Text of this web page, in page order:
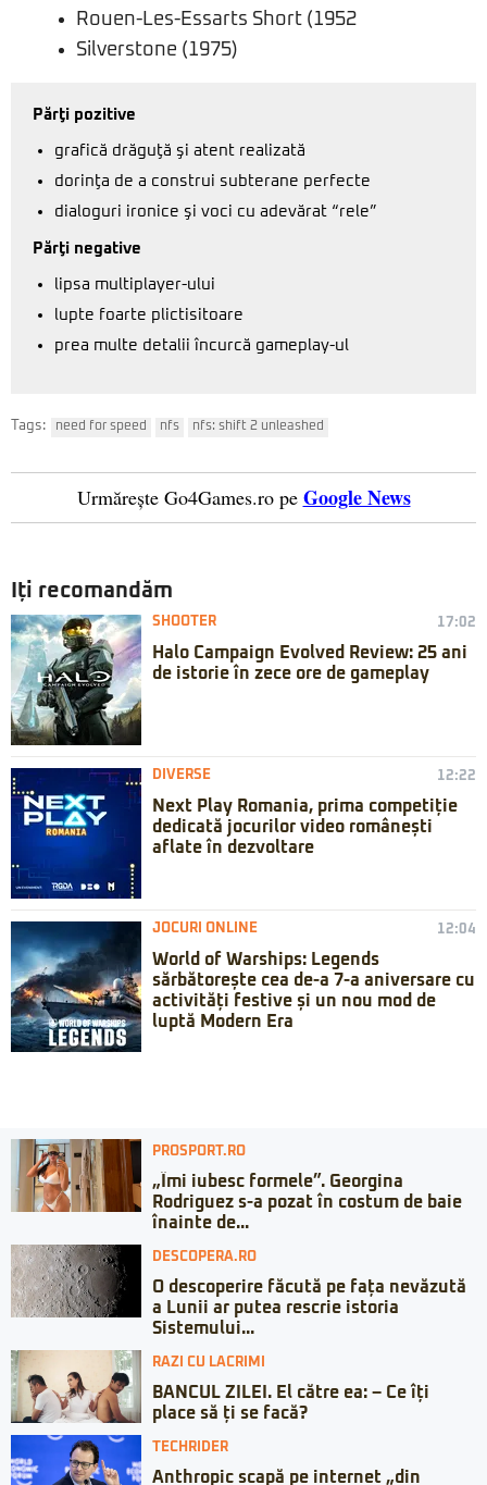
Rouen-Les-Essarts Short (1952
Silverstone (1975)
Părţi pozitive
grafică drăguţă şi atent realizată
dorinţa de a construi subterane perfecte
dialoguri ironice şi voci cu adevărat “rele”
Părţi negative
lipsa multiplayer-ului
lupte foarte plictisitoare
prea multe detalii încurcă gameplay-ul
Tags: need for speed nfs nfs: shift 2 unleashed
Urmărește Go4Games.ro pe Google News
Iți recomandăm
SHOOTER 17:02
Halo Campaign Evolved Review: 25 ani
de istorie în zece ore de gameplay
DIVERSE 12:22
Next Play Romania, prima competiție
dedicată jocurilor video românești
aflate în dezvoltare
JOCURI ONLINE 12:04
World of Warships: Legends
sărbătorește cea de-a 7-a aniversare cu
activități festive și un nou mod de
luptă Modern Era
PROSPORT.RO
„Îmi iubesc formele”. Georgina
Rodriguez s-a pozat în costum de baie
înainte de...
DESCOPERA.RO
O descoperire făcută pe fața nevăzută
a Lunii ar putea rescrie istoria
Sistemului...
RAZI CU LACRIMI
BANCUL ZILEI. El către ea: – Ce îți
place să ți se facă?
TECHRIDER
Anthropic scapă pe internet „din